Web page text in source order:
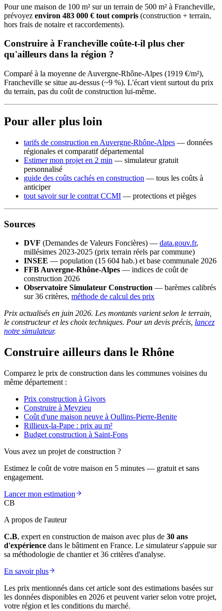
Pour une maison de 100 m² sur un terrain de 500 m² à Francheville,
prévoyez environ 483 000 € tout compris (construction + terrain,
hors frais de notaire et raccordements).
Construire à Francheville coûte-t-il plus cher
qu'ailleurs dans la région ?
Comparé à la moyenne de Auvergne-Rhône-Alpes (1919 €/m²),
Francheville se situe au-dessus (~9 %). L'écart vient surtout du prix
du terrain, pas du coût de construction lui-même.
Pour aller plus loin
tarifs de construction en Auvergne-Rhône-Alpes — données
régionales et comparatif départemental
Estimer mon projet en 2 min — simulateur gratuit
personnalisé
guide des coûts cachés en construction — tous les coûts à
anticiper
tout savoir sur le contrat CCMI — protections et pièges
Sources
DVF (Demandes de Valeurs Foncières) — data.gouv.fr,
millésimes 2023-2025 (prix terrain réels par commune)
INSEE — population (15 604 hab.) et base communale 2026
FFB Auvergne-Rhône-Alpes — indices de coût de
construction 2026
Observatoire Simulateur Construction — barèmes calibrés
sur 36 critères, méthode de calcul des prix
Prix actualisés en juin 2026. Les montants varient selon le terrain,
le constructeur et les choix techniques. Pour un devis précis, lancez
notre simulateur.
Construire ailleurs dans le Rhône
Comparez le prix de construction dans les communes voisines du
même département :
Prix construction à Givors
Construire à Meyzieu
Coût d'une maison neuve à Oullins-Pierre-Benite
Rillieux-la-Pape : prix au m²
Budget construction à Saint-Fons
Vous avez un projet de construction ?
Estimez le coût de votre maison en 5 minutes — gratuit et sans
engagement.
Lancer mon estimation
CB
A propos de l'auteur
C.B, expert en construction de maison avec plus de 30 ans
d'expérience dans le bâtiment en France. Le simulateur s'appuie sur
sa méthodologie de chantier et 36 critères d'analyse.
En savoir plus
Les prix mentionnés dans cet article sont des estimations basées sur
les données disponibles en 2026 et peuvent varier selon votre projet,
votre région et les conditions du marché.